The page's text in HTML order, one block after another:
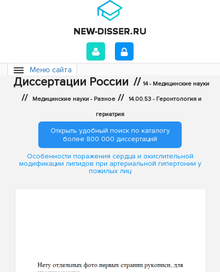
Меню сайта
Диссертации России // 14 - Медицинские науки
// Медицинские науки - Разное // 14.00.53 - Геронтология и
гериатрия
Открыть удобный поиск по каталогу
более 800 000 диссертаций
Особенности поражения сердца и окислительной
модификации липидов при артериальной гипертонии у
пожилых лиц